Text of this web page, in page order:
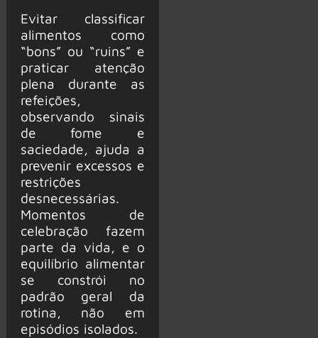
Evitar classificar
alimentos como
“bons” ou “ruins” e
praticar atenção
plena durante as
refeições,
observando sinais
de fome e
saciedade, ajuda a
prevenir excessos e
restrições
desnecessárias.
Momentos de
celebração fazem
parte da vida, e o
equilíbrio alimentar
se constrói no
padrão geral da
rotina, não em
episódios isolados.